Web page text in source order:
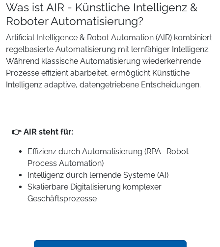
Was ist AIR - Künstliche Intelligenz &
Roboter Automatisierung?
Artificial Intelligence & Robot Automation (AIR) kombiniert
regelbasierte Automatisierung mit lernfähiger Intelligenz.
Während klassische Automatisierung wiederkehrende
Prozesse effizient abarbeitet, ermöglicht Künstliche
Intelligenz adaptive, datengetriebene Entscheidungen.
👉 AIR steht für:
Effizienz durch Automatisierung (RPA- Robot
Process Automation)
Intelligenz durch lernende Systeme (AI)
Skalierbare Digitalisierung komplexer
Geschäftsprozesse